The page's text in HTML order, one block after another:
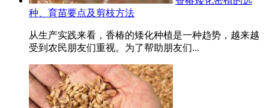
种、育苗要点及剪枝方法
从生产实践来看，香椿的矮化种植是一种趋势，越来越
受到农民朋友们重视。为了帮助朋友们...